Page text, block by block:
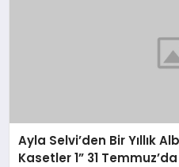
Ayla Selvi’den Bir Yıllık
Kasetler 1” 31 Temmuz’da